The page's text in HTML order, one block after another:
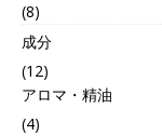
(8)
成分
(12)
アロマ・精油
(4)